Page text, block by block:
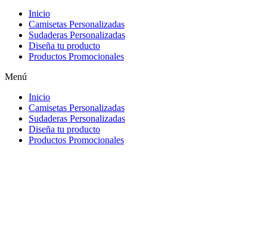
Inicio
Camisetas Personalizadas
Sudaderas Personalizadas
Diseña tu producto
Productos Promocionales
Menú
Inicio
Camisetas Personalizadas
Sudaderas Personalizadas
Diseña tu producto
Productos Promocionales